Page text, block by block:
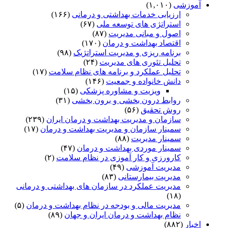
آموزشی (۱,۰۱۰)
ارزیابی خدمات بهداشتی و درمانی (۱۶۶)
استراتژی های توسعه ملی (۶۷)
اصول و مبانی مدیریت (۸۷)
اقتصاد بهداشت و درمان (۱۷۰)
برنامه ریزی و مدیریت استراتژیک (۹۸)
تحلیل تئوری های مدیریت (۲۴)
تحلیل عملکرد و برنامه های نظام سلامت (۱۷)
دانش خانواده و جمعیت (۱۴۶)
ویزیت و مشاوره پزشکی (۱۵)
روابط درون بخشی و برون بخشی (۳۱)
روش تحقیق (۵۶)
سازمان و مدیریت بهداشت و درمان ایران (۲۳۹)
سمینار سازمان و مدیریت بهداشت و درمان (۱۷)
سمینار مدیریت (۸۸)
سمینار موردی بهداشت و درمان (۴۷)
کارورزی و کار آموزی در نظام سلامت (۲)
مدیریت آموزشی (۴۹)
مدیریت بیمارستانی (۸۳)
مدیریت عملکرد در سازمان های بهداشتی و درمانی
(۱۸)
مدیریت مالی و بودجه در نظام بهداشت و درمان (۵)
نظام بهداشت و درمان ایران و جهان (۸۹)
اخبار (۸۸۲)